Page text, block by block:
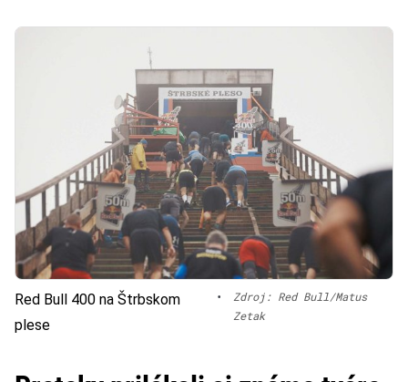
Red Bull 400 na Štrbskom
plese
•
Zdroj: Red Bull/Matus
Zetak